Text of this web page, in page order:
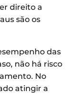
direito a
são os
das
não há risco
No
atingir a